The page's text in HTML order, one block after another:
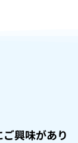
興味があり